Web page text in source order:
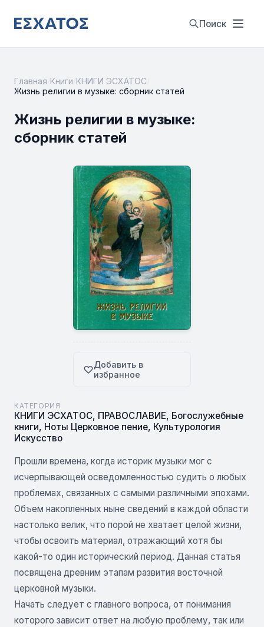
Поиск
Главная Книги КНИГИ ЭСХАТОС
Жизнь религии в музыке: сборник статей
Жизнь религии в музыке:
сборник статей
Добавить в
избранное
КАТЕГОРИЯ
КНИГИ ЭСХАТОС, ПРАВОСЛАВИЕ, Богослужебные
книги, Ноты Церковное пение, Культурология
Искусство
Прошли времена, когда историк музыки мог с
исчерпывающей осведомленностью судить о любых
проблемах, связанных с самыми различными эпохами.
Объем накопленных ныне сведений в каждой области
настолько велик, что порой не хватает целой жизни,
чтобы освоить материал, отражающий хотя бы
какой-то один исторический период. Данная статья
посвящена древним этапам развития восточной
церковной музыки.
Начать следует с главного вопроса, от понимания
которого зависит ответ на любую проблему, так или